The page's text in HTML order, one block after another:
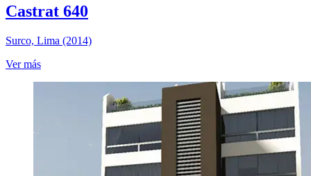
Castrat 640
Surco, Lima (2014)
Ver más